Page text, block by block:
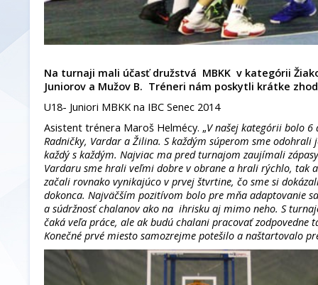
Na turnaji mali účasť družstvá MBKK v kategórii
Juniorov a Mužov B. Tréneri nám poskytli krátke
U18- Juniori MBKK na IBC Senec 2014
Asistent trénera Maroš Helmécy. „V našej kategórii bolo 6
Radničky, Vardar a Žilina. S každým súperom sme odohrali
každý s každým. Najviac ma pred turnajom zaujímali
Vardaru sme hrali veľmi dobre v obrane a hrali rýchlo, tak
začali rovnako vynikajúco v prvej štvrtine, čo sme si
dokonca. Najväčším pozitívom bolo pre mňa adaptovanie
a súdržnosť chalanov ako na ihrisku aj mimo neho. S
čaká veľa práce, ale ak budú chalani pracovať zodpovedne
Konečné prvé miesto samozrejme potešilo a naštartovalo